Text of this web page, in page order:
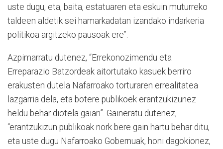
uste dugu, eta, baita, estatuaren eta eskuin muturreko
taldeen aldetik sei hamarkadatan izandako indarkeria
politikoa argitzeko pausoak ere”.
Azpimarratu dutenez, “Errekonozimendu eta
Erreparazio Batzordeak aitortutako kasuek berriro
erakusten dutela Nafarroako torturaren errealitatea
lazgarria dela, eta botere publikoek erantzukizunez
heldu behar diotela gaiari”. Gaineratu dutenez,
“erantzukizun publikoak nork bere gain hartu behar ditu,
eta uste dugu Nafarroako Gobernuak, honi dagokionez,